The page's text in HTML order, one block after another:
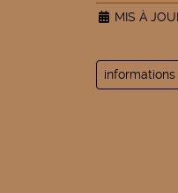
MIS À
informations